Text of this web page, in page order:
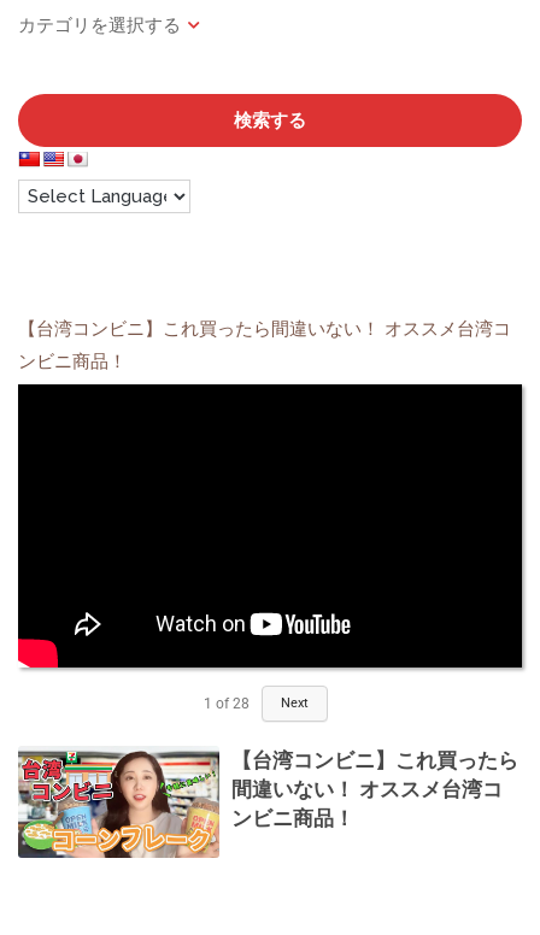
検索する
【台湾コンビニ】これ買ったら間違いない！ オススメ台湾コ
ンビニ商品！
1 of 28 Next
【台湾コンビニ】これ買ったら
間違いない！ オススメ台湾コ
ンビニ商品！